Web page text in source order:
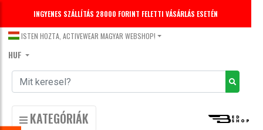
INGYENES SZÁLLÍTÁS 28000 FORINT FELETTI VÁSÁRLÁS ESETÉN
ISTEN HOZTA, ACTIVEWEAR MAGYAR WEBSHOP!
HUF
KATEGÓRIÁK